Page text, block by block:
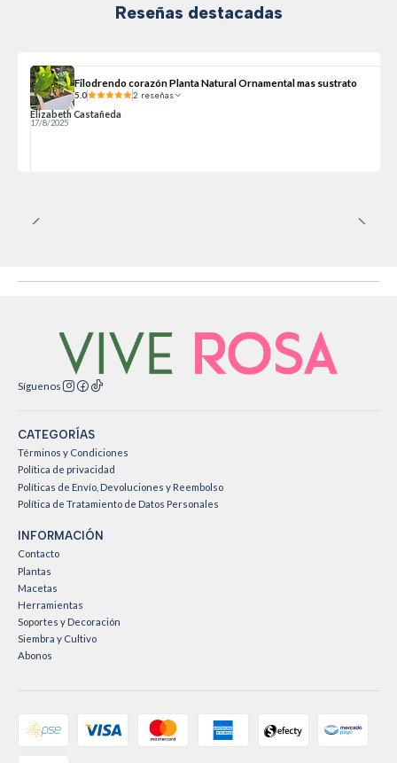
Reseñas destacadas
Filodrendo corazón Planta Natural Ornamental mas sustrato
5.0 2 reseñas
Elizabeth Castañeda
17/8/2025
Síguenos
CATEGORÍAS
Términos y Condiciones
Política de privacidad
Políticas de Envío, Devoluciones y Reembolso
Política de Tratamiento de Datos Personales
INFORMACIÓN
Contacto
Plantas
Macetas
Herramientas
Soportes y Decoración
Siembra y Cultivo
Abonos